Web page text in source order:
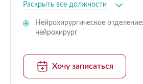
Раскрыть все должности
Нейрохирургическое
нейрохирург
Хочу записаться